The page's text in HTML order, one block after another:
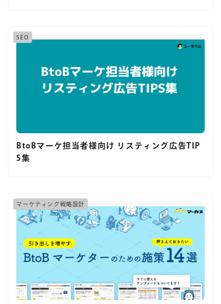
SEO
BtoBマーケ担当者様向け リスティング広告TIP
S集
マーケティング戦略設計